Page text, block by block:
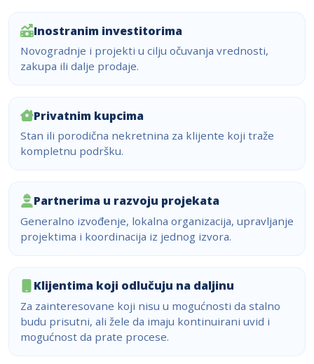
Inostranim investitorima
Novogradnje i projekti u cilju očuvanja vrednosti,
zakupa ili dalje prodaje.
Privatnim kupcima
Stan ili porodična nekretnina za klijente koji traže
kompletnu podršku.
Partnerima u razvoju projekata
Generalno izvođenje, lokalna organizacija, upravljanje
projektima i koordinacija iz jednog izvora.
Klijentima koji odlučuju na daljinu
Za zainteresovane koji nisu u mogućnosti da stalno
budu prisutni, ali žele da imaju kontinuirani uvid i
mogućnost da prate procese.